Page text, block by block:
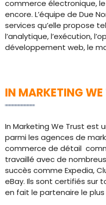
commerce électronique,
encore. L’équipe de Due
services qu’elle propose
l’analytique, l’exécution,
développement web, le
IN MARKETING WE
In Marketing We Trust est
parmi les agences de
commerce de détail
travaillé avec de
succès comme Expedia,
eBay. Ils sont certifiés sur
en fait le partenaire le